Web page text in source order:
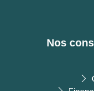
Nos